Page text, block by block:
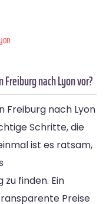
nach Lyon vor?
Freiburg nach Lyon
Schritte, die
ist es ratsam,
finden. Ein
Preise